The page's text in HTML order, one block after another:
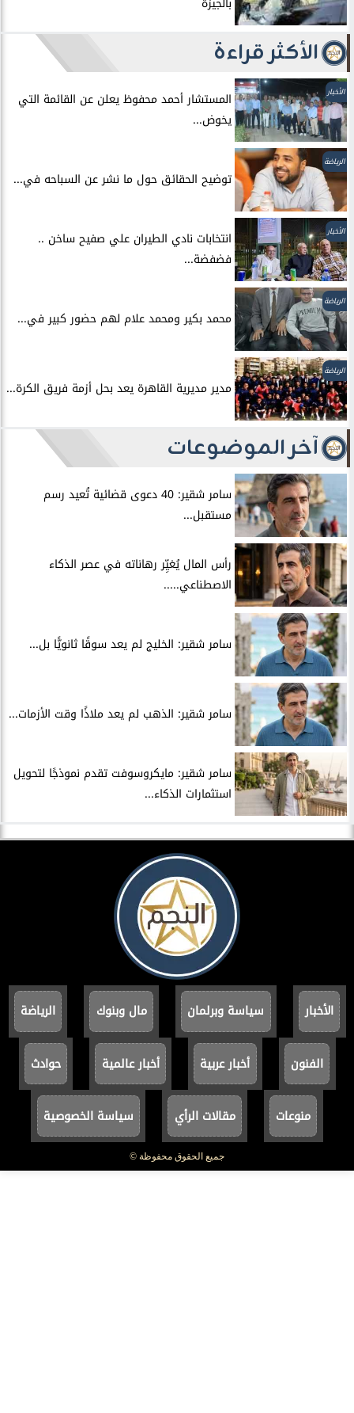
الأكثر قراءة
الأخبار
المستشار أحمد محفوظ يعلن عن القائمة التي
يخوض...
الرياضة
توضيح الحقائق حول ما نشر عن السباحه في...
الأخبار
انتخابات نادي الطيران علي صفيح ساخن ..
فضفضة...
الرياضة
محمد بكير ومحمد علام لهم حضور كبير في...
الرياضة
مدير مديرية القاهرة يعد بحل أزمة فريق الكرة...
آخر الموضوعات
سامر شقير: 40 دعوى قضائية تُعيد رسم
مستقبل...
رأس المال يُغيِّر رهاناته في عصر الذكاء
الاصطناعي.....
سامر شقير: الخليج لم يعد سوقًا ثانويًّا بل...
سامر شقير: الذهب لم يعد ملاذًا وقت الأزمات...
سامر شقير: مايكروسوفت تقدم نموذجًا لتحويل
استثمارات الذكاء...
الأخبار سياسة وبرلمان مال وبنوك الرياضة
الفنون أخبار عربية أخبار عالمية حوادث
منوعات مقالات الرأي سياسة الخصوصية
جميع الحقوق محفوظة ©